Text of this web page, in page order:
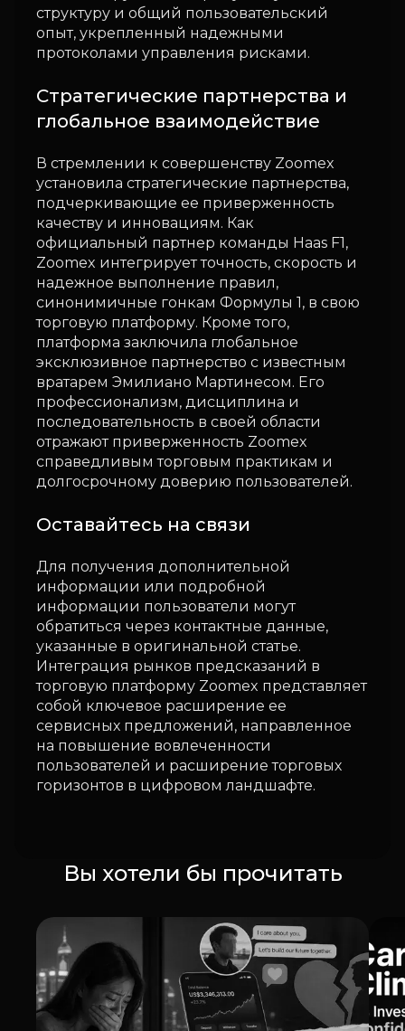
структуру и общий пользовательский
опыт, укрепленный надежными
протоколами управления рисками.
Стратегические партнерства и
глобальное взаимодействие
В стремлении к совершенству Zoomex
установила стратегические партнерства,
подчеркивающие ее приверженность
качеству и инновациям. Как
официальный партнер команды Haas F1,
Zoomex интегрирует точность, скорость и
надежное выполнение правил,
синонимичные гонкам Формулы 1, в свою
торговую платформу. Кроме того,
платформа заключила глобальное
эксклюзивное партнерство с известным
вратарем Эмилиано Мартинесом. Его
профессионализм, дисциплина и
последовательность в своей области
отражают приверженность Zoomex
справедливым торговым практикам и
долгосрочному доверию пользователей.
Оставайтесь на связи
Для получения дополнительной
информации или подробной
информации пользователи могут
обратиться через контактные данные,
указанные в оригинальной статье.
Интеграция рынков предсказаний в
торговую платформу Zoomex представляет
собой ключевое расширение ее
сервисных предложений, направленное
на повышение вовлеченности
пользователей и расширение торговых
горизонтов в цифровом ландшафте.
Вы хотели бы прочитать